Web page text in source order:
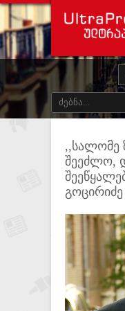
,,სალომე
შეეძლო,
გოცირიძე